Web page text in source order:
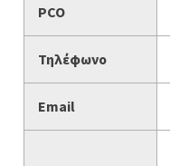
PCO
Τηλέφωνο
Email